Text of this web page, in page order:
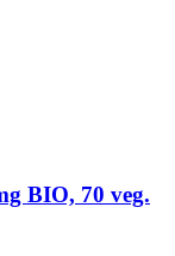
BIO, 70 veg.